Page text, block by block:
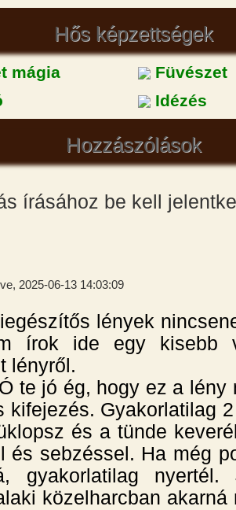
Hős képzettségek
mágia
Füvészet
Idézés
Hozzászólások
írásához be kell
2025-06-13 14:03:09
lények
írok ide egy kisebb
lényről.
te jó ég, hogy ez a lény
kifejezés. Gyakorlatilag
és a tünde
és sebzéssel. Ha még
gyakorlatilag
közelharcban akarná